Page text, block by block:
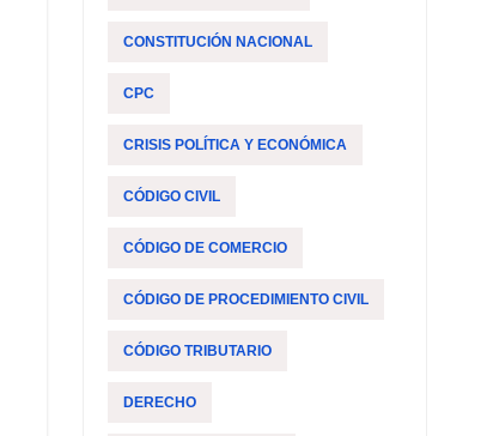
CONSTITUCIÓN NACIONAL
CPC
CRISIS POLÍTICA Y ECONÓMICA
CÓDIGO CIVIL
CÓDIGO DE COMERCIO
CÓDIGO DE PROCEDIMIENTO CIVIL
CÓDIGO TRIBUTARIO
DERECHO